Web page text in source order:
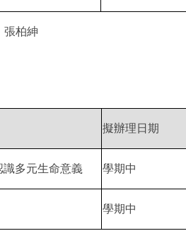
張柏紳
擬辦理日期
多元生命意義 學期中
學期中